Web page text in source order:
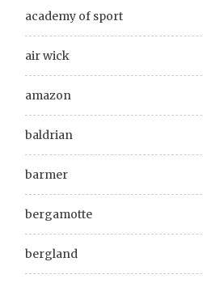
academy of sport
air wick
amazon
baldrian
barmer
bergamotte
bergland